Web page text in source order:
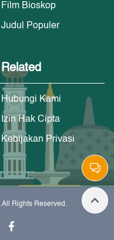
Film Bioskop
Judul Populer
Related
Hubungi Kami
Izin Hak Cipta
Kebijakan Privasi
Rights Reserved.